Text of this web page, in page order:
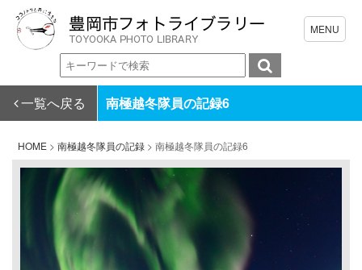
一覧へ戻る 南極越冬隊員の記録6
HOME > 南極越冬隊員の記録 > 南極越冬隊員の記録6